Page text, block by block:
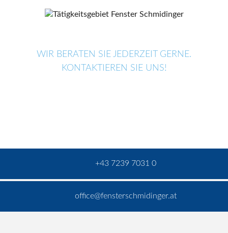
WIR BERATEN SIE JEDERZEIT GERNE.
KONTAKTIEREN SIE UNS!
+43 7239 7031 0
office@fensterschmidinger.at